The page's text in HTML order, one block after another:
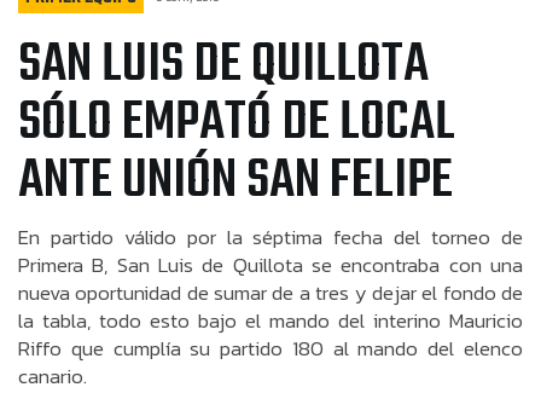
SAN LUIS DE QUILLOTA
SÓLO EMPATÓ DE LOCAL
ANTE UNIÓN SAN FELIPE
En partido válido por la séptima fecha del torneo de
Primera B, San Luis de Quillota se encontraba con una
nueva oportunidad de sumar de a tres y dejar el fondo de
la tabla, todo esto bajo el mando del interino Mauricio
Riffo que cumplía su partido 180 al mando del elenco
canario.